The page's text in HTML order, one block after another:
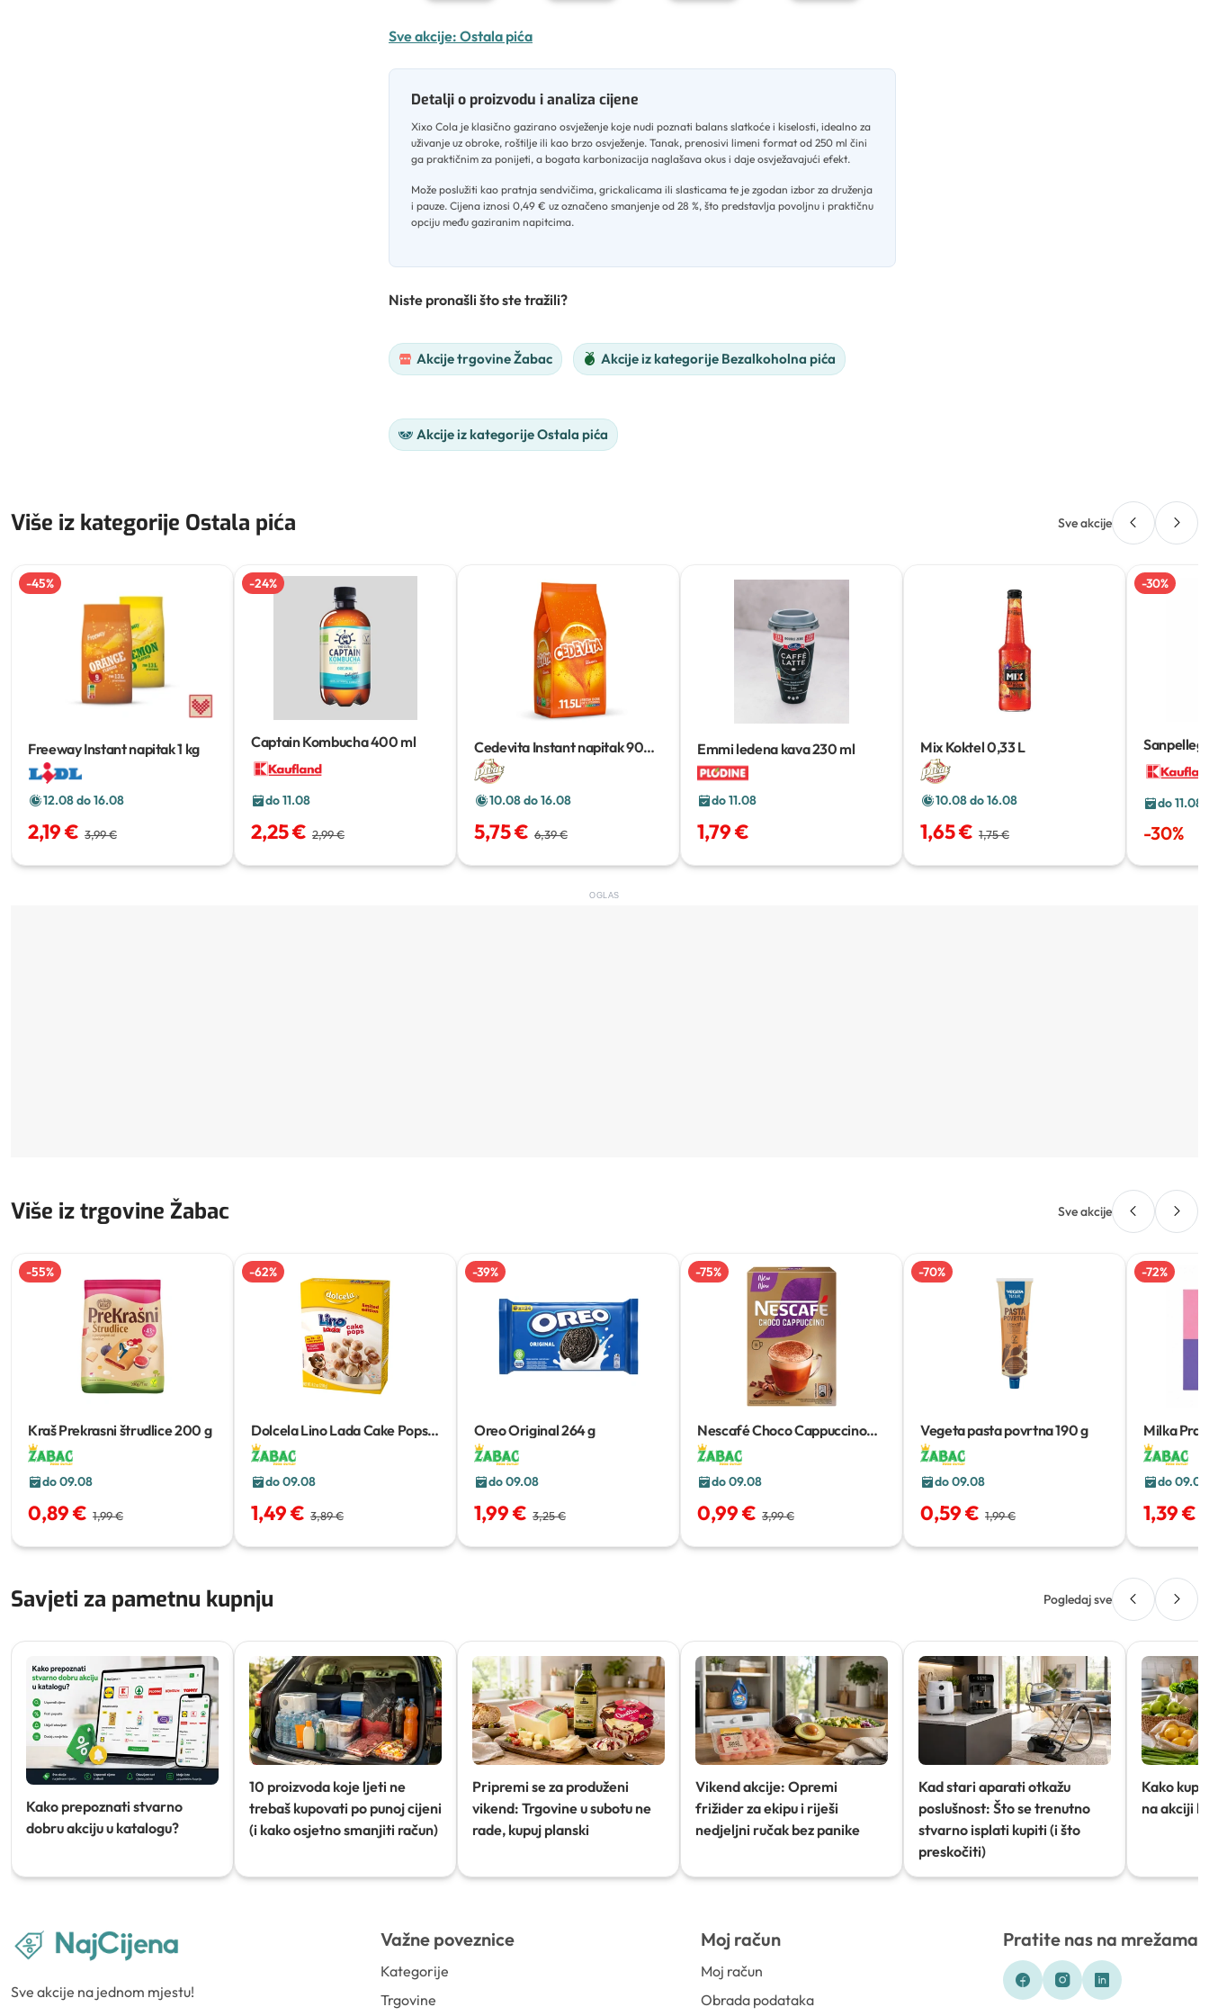
Sve akcije: Ostala pića
Detalji o proizvodu i analiza cijene
Xixo Cola je klasično gazirano osvježenje koje nudi poznati balans slatkoće i kiselosti, idealno za
uživanje uz obroke, roštilje ili kao brzo osvježenje. Tanak, prenosivi limeni format od 250 ml čini
ga praktičnim za ponijeti, a bogata karbonizacija naglašava okus i daje osvježavajući efekt.
Može poslužiti kao pratnja sendvičima, grickalicama ili slasticama te je zgodan izbor za druženja
i pauze. Cijena iznosi 0,49 € uz označeno smanjenje od 28 %, što predstavlja povoljnu i praktičnu
opciju među gaziranim napitcima.
Niste pronašli što ste tražili?
Akcije trgovine Žabac Akcije iz kategorije Bezalkoholna pića
Akcije iz kategorije Ostala pića
Više iz kategorije Ostala pića Sve akcije
-45%
Freeway Instant napitak1 kg
12.08 do 16.08
2,19 € 3,99 €
-24%
Captain Kombucha400 ml
do 11.08
2,25 € 2,99 €
Cedevita Instant napitak900
g
10.08 do 16.08
5,75 € 6,39 €
Emmi ledena kava230 ml
do 11.08
1,79 €
Mix Koktel0,33 L
10.08 do 16.08
1,65 € 1,75 €
-30%
pića
do 11.08
-30%
OGLAS
Više iz trgovine Žabac Sve akcije
-55%
Kraš Prekrasni štrudlice200 g
do 09.08
0,89 € 1,99 €
-62%
Dolcela Lino Lada Cake Pops
230 g
do 09.08
1,49 € 3,89 €
-39%
Oreo Original264 g
do 09.08
1,99 € 3,25 €
-75%
Nescafé Choco Cappuccino
112 g
do 09.08
0,99 € 3,99 €
-70%
Vegeta pasta povrtna190 g
do 09.08
0,59 € 1,99 €
-72%
Milka
do 09.08
1,39 €
Savjeti za pametnu kupnju Pogledaj sve
Kako prepoznati stvarno
dobru akciju u katalogu?
10 proizvoda koje ljeti ne
trebaš kupovati po punoj cijeni
(i kako osjetno smanjiti račun)
Pripremi se za produženi
vikend: Trgovine u subotu ne
rade, kupuj planski
Vikend akcije: Opremi
frižider za ekipu i riješi
nedjeljni ručak bez panike
Kad stari aparati otkažu
poslušnost: Što se trenutno
stvarno isplati kupiti (i što
preskočiti)
Kako
na akciji
Sve akcije na jednom mjestu!
Važne poveznice
Kategorije
Trgovine
Moj račun
Moj račun
Obrada podataka
Pratite nas na mrežama